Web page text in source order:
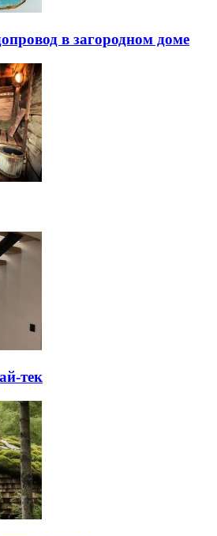
в загородном доме
тек